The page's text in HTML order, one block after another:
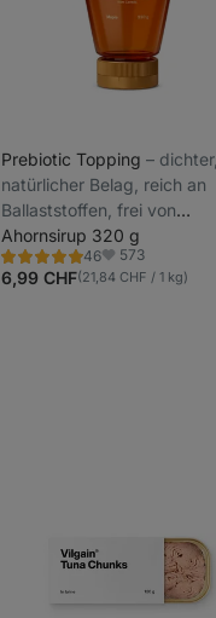
Prebiotic Topping ⁠–⁠ dichter,
natürlicher Belag, reich an
Ballaststoffen, frei von
Farbstoffen und künstlichen
Süßungsmitteln
Ahornsirup 320 g
46
Bewertung
4.9/5,
46
Favoriten
573
6,99 CHF(21,84 CHF / 1 kg)